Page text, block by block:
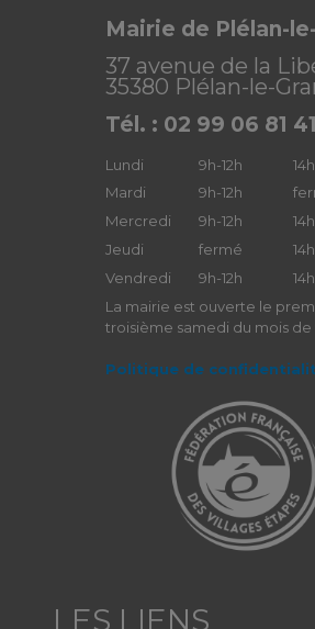
Mairie de Plélan-
37 avenue de la
35380 Plélan-le-
Tél. : 02 99 06 81 41
Lundi 9h-12h
Mardi
9h-12h
Mercredi
9h-12h
Jeudi
fermé
Vendredi
9h-12h
La mairie est ouverte le
troisième samedi du mois de
Politique de